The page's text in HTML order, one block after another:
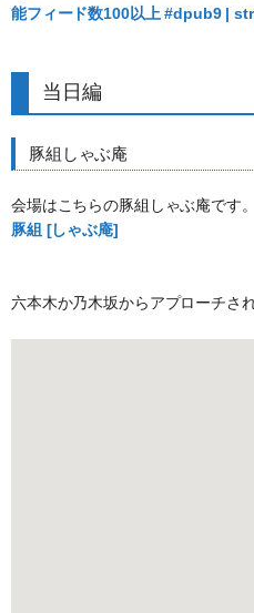
能フィード数100以上 #dpub9 |
当日編
豚組しゃぶ庵
会場はこちらの豚組しゃぶ庵です。
豚組 [しゃぶ庵]
六本木か乃木坂からアプローチさ